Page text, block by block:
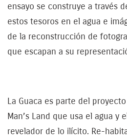
ensayo se construye a través
estos tesoros en el agua e
de la reconstrucción de
que escapan a su
La Guaca es parte del
Man’s Land que usa el agua y
revelador de lo ilícito. Re-